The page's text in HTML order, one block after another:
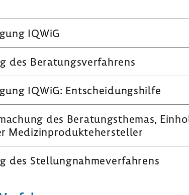
IQWiG
des Bera­tungs­ver­fah­rens
IQWiG: Entschei­dungs­hilfe
des Bera­tungs­themas,
Medi­zin­pro­dukte­her­steller
des Stel­lung­nah­me­ver­fah­rens